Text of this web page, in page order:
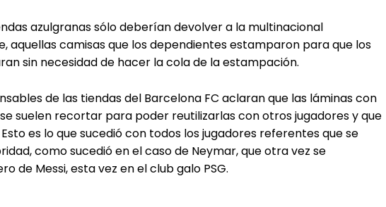
azulgranas sólo deberían devolver a la multinacional
aquellas camisas que los dependientes estamparon para que los
sin necesidad de hacer la cola de la estampación.
de las tiendas del Barcelona FC aclaran que las láminas con
suelen recortar para poder reutilizarlas con otros jugadores y que
es lo que sucedió con todos los jugadores referentes que se
como sucedió en el caso de Neymar, que otra vez se
de Messi, esta vez en el club galo PSG.